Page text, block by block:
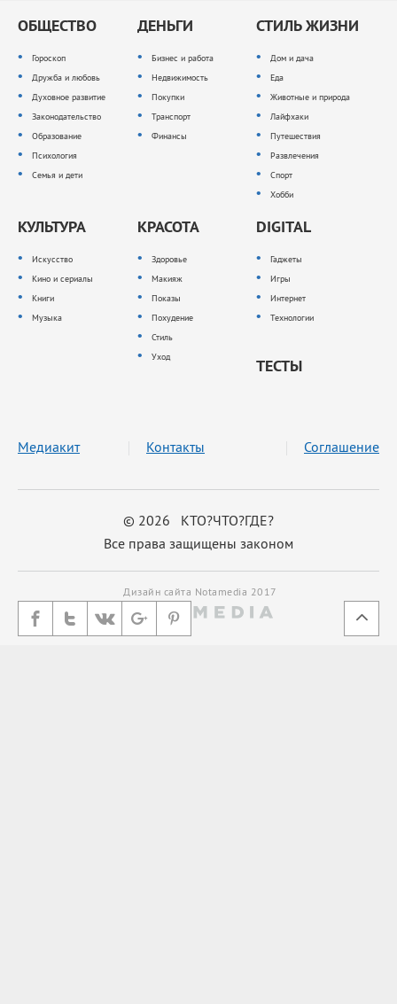
ОБЩЕСТВО
Гороскоп
Дружба и любовь
Духовное развитие
Законодательство
Образование
Психология
Семья и дети
ДЕНЬГИ
Бизнес и работа
Недвижимость
Покупки
Транспорт
Финансы
СТИЛЬ ЖИЗНИ
Дом и дача
Еда
Животные и природа
Лайфхаки
Путешествия
Развлечения
Спорт
Хобби
КУЛЬТУРА
Искусство
Кино и сериалы
Книги
Музыка
КРАСОТА
Здоровье
Макияж
Показы
Похудение
Стиль
Уход
DIGITAL
Гаджеты
Игры
Интернет
Технологии
ТЕСТЫ
© 2026 КТО?ЧТО?ГДЕ?
Все права защищены законом
Медиакит Контакты Соглашение
Дизайн сайта Notamedia 2017